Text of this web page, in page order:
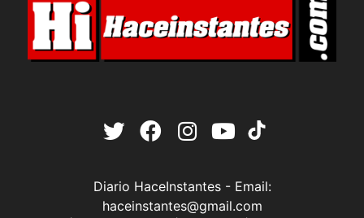
Diario HaceInstantes - Email:
haceinstantes@gmail.com